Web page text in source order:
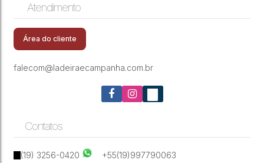
Sobrado à venda – Condomínio Terras da
Estância - Paulínia
CEP: 13142-490
Alegre ,Paulínia,São Paulo,Brasil
Atendimento
Área do cliente
falecom@ladeiraecampanha.com.br
Contatos
(19) 3256-0420 +55(19)997790063